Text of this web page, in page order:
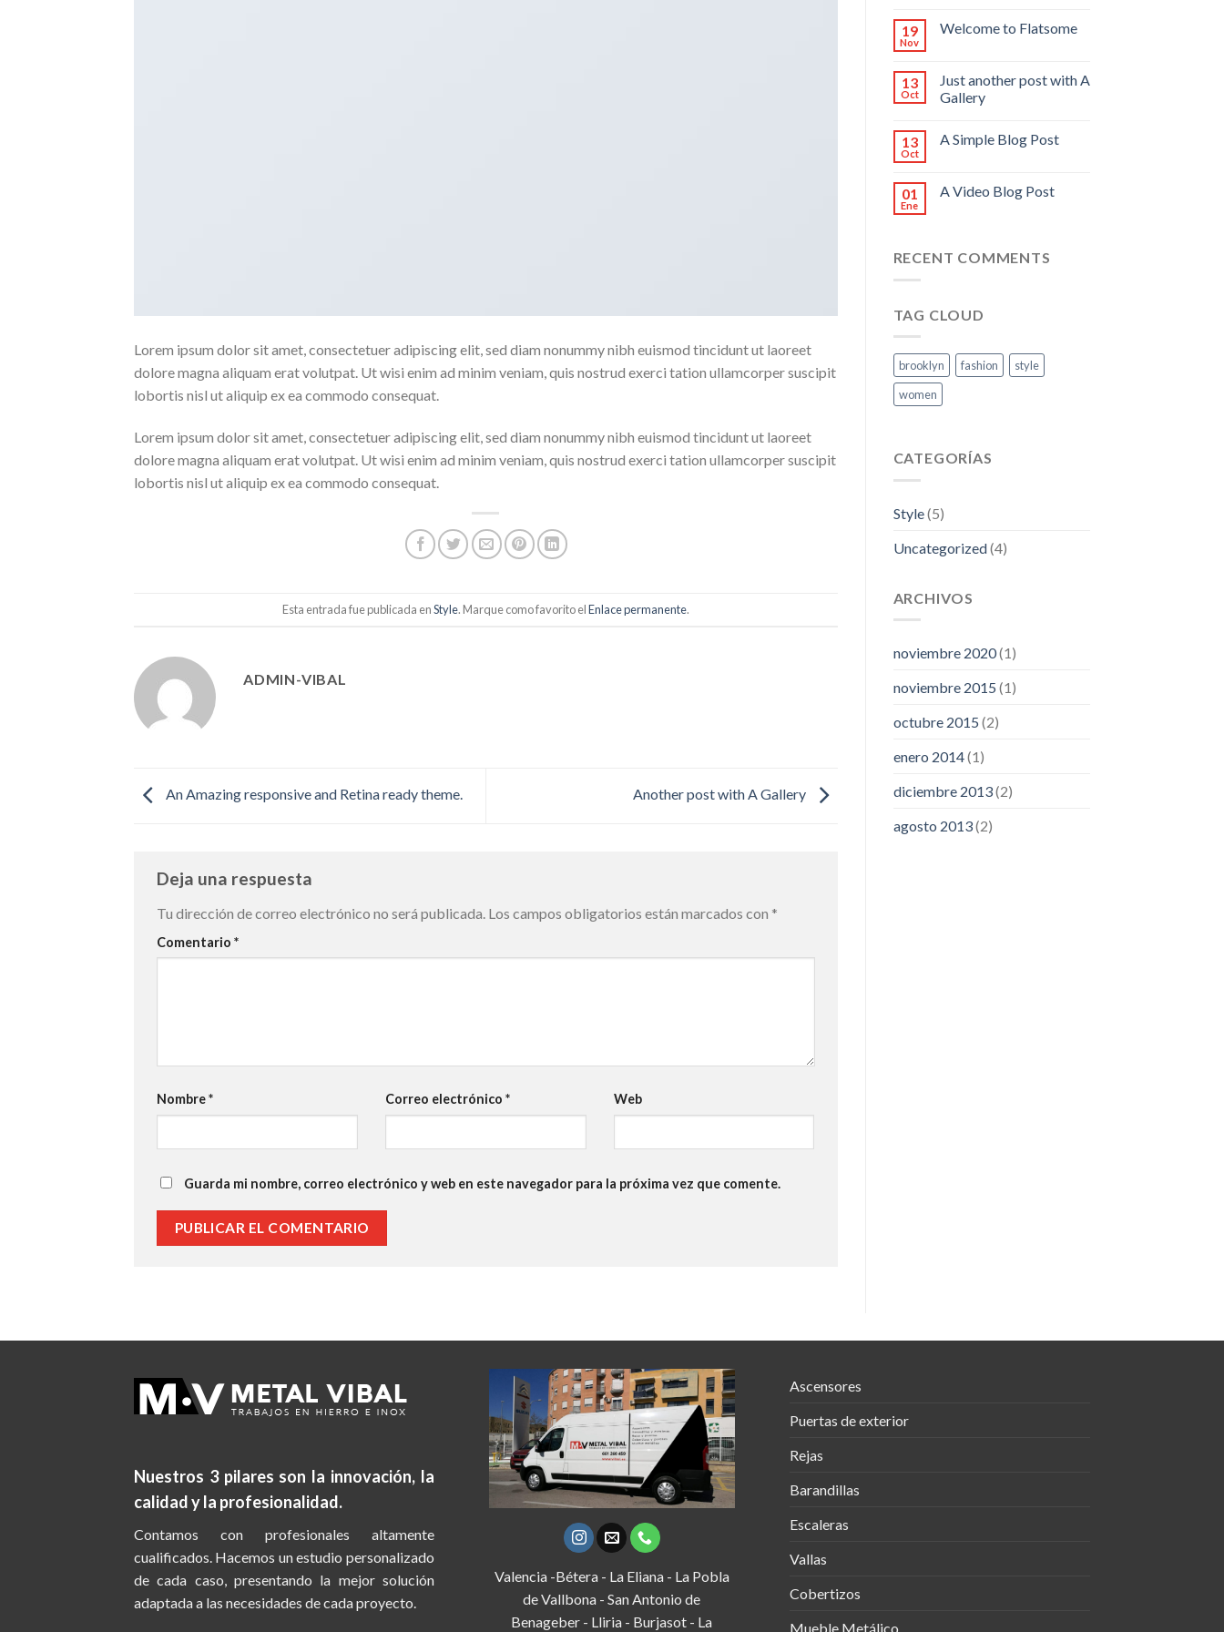
Lorem ipsum dolor sit amet, consectetuer adipiscing elit, sed diam nonummy nibh euismod tincidunt ut laoreet
dolore magna aliquam erat volutpat. Ut wisi enim ad minim veniam, quis nostrud exerci tation ullamcorper suscipit
lobortis nisl ut aliquip ex ea commodo consequat.
Lorem ipsum dolor sit amet, consectetuer adipiscing elit, sed diam nonummy nibh euismod tincidunt ut laoreet
dolore magna aliquam erat volutpat. Ut wisi enim ad minim veniam, quis nostrud exerci tation ullamcorper suscipit
lobortis nisl ut aliquip ex ea commodo consequat.
Esta entrada fue publicada enStyle. Marque como favorito elEnlace permanente.
ADMIN-VIBAL
An Amazing responsive and Retina ready theme. Another post with A Gallery
Deja una respuesta
Tu dirección de correo electrónico no será publicada. Los campos obligatorios están marcados con *
Comentario *
Nombre* Correo electrónico * Web
Guarda mi nombre, correo electrónico y web en este navegador para la próxima vez que comente.
19
Nov
Welcome to Flatsome
13
Oct
Just another post with A
Gallery
13
Oct
A Simple Blog Post
01
Ene
A Video Blog Post
RECENT COMMENTS
TAG CLOUD
brooklyn fashion
style
women
CATEGORÍAS
Style(5)
Uncategorized(4)
ARCHIVOS
noviembre 2020(1)
noviembre 2015 (1)
octubre 2015 (2)
enero 2014(1)
diciembre 2013(2)
agosto 2013(2)
Nuestros 3 pilares son la innovación, la
calidad y la profesionalidad.
Contamos con profesionales altamente
cualificados. Hacemos un estudio personalizado
de cada caso, presentando la mejor solución
adaptada a las necesidades de cada proyecto.
Valencia -Bétera - La Eliana - La Pobla
de Vallbona - San Antonio de
Benageber - Lliria - Burjasot - La
Ascensores
Puertas de exterior
Rejas
Barandillas
Escaleras
Vallas
Cobertizos
Mueble Metálico